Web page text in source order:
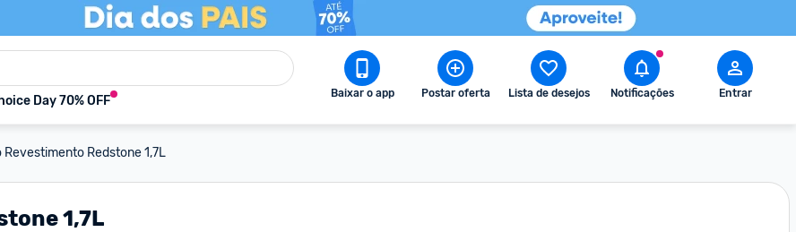
Day 70% OFF Baixar o app Postar oferta Lista de desejos Notificações Entrar
Revestimento Redstone 1,7L
1,7L